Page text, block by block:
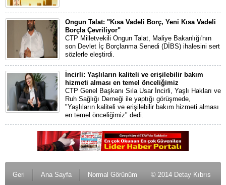
Ongun Talat: "Kısa Vadeli Borç, Yeni Kısa Vadeli
Borçla Çevriliyor"
CTP Milletvekili Ongun Talat, Maliye Bakanlığı'nın
son Devlet İç Borçlanma Senedi (DİBS) ihalesini sert
sözlerle eleştirdi.
İncirli: Yaşlıların kaliteli ve erişilebilir bakım
hizmeti alması en temel önceliğimiz
CTP Genel Başkanı Sıla Usar İncirli, Yaşlı Hakları ve
Ruh Sağlığı Derneği ile yaptığı görüşmede,
"Yaşlıların kaliteli ve erişilebilir bakım hizmeti alması
en temel önceliğimiz" dedi.
Geri Ana Sayfa Normal Görünüm © 2014 Detay Kıbrıs